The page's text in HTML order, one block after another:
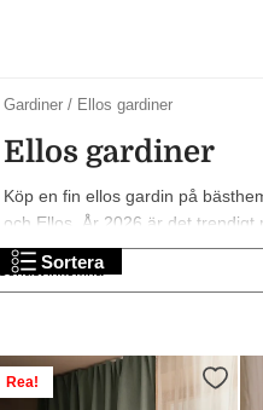
Ellos
Gardiner / Ellos gardiner
Ellos gardiner
Köp en fin ellos gardin på
och Ellos. År 2026 är det
shopping!
Sortera
Rea!